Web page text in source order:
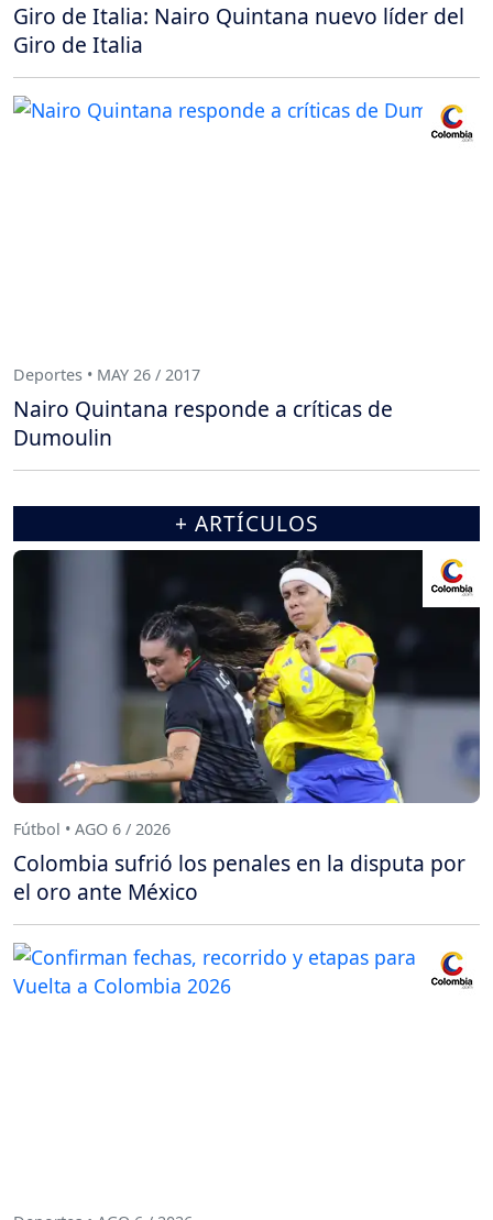
Giro de Italia: Nairo Quintana nuevo líder del
Giro de Italia
Deportes • MAY 26 / 2017
Nairo Quintana responde a críticas de
Dumoulin
+ ARTÍCULOS
Fútbol • AGO 6 / 2026
Colombia sufrió los penales en la disputa por
el oro ante México